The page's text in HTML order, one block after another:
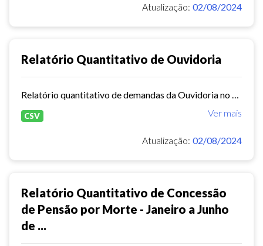
Atualização: 02/08/2024
Relatório Quantitativo de Ouvidoria
Ver mais
CSV
Atualização: 02/08/2024
Relatório Quantitativo de Concessão
de Pensão por Morte - Janeiro a Junho
de ...